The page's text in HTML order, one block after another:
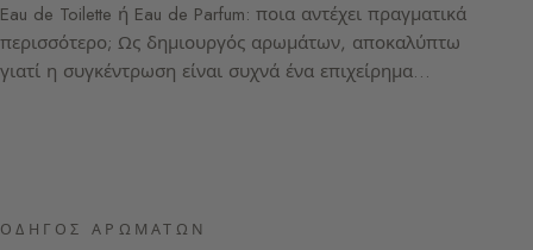
Eau de Toilette ή Eau de Parfum: ποια αντέχει πραγματικά
περισσότερο; Ως δημιουργός αρωμάτων, αποκαλύπτω
γιατί η συγκέντρωση είναι συχνά ένα επιχείρημα…
ΟΔΗΓΌΣ ΑΡΩΜΆΤΩΝ